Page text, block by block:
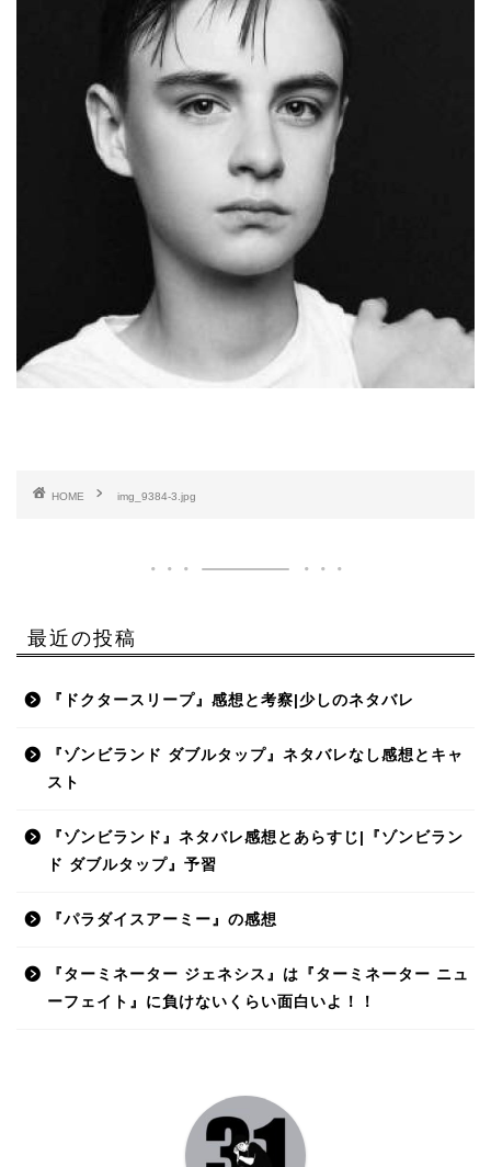
HOME img_9384-3.jpg
最近の投稿
『ドクタースリープ』感想と考察|少しのネタバレ
『ゾンビランド ダブルタップ』ネタバレなし感想とキャ
スト
『ゾンビランド』ネタバレ感想とあらすじ|『ゾンビラン
ド ダブルタップ』予習
『パラダイスアーミー』の感想
『ターミネーター ジェネシス』は『ターミネーター ニュ
ーフェイト』に負けないくらい面白いよ！！